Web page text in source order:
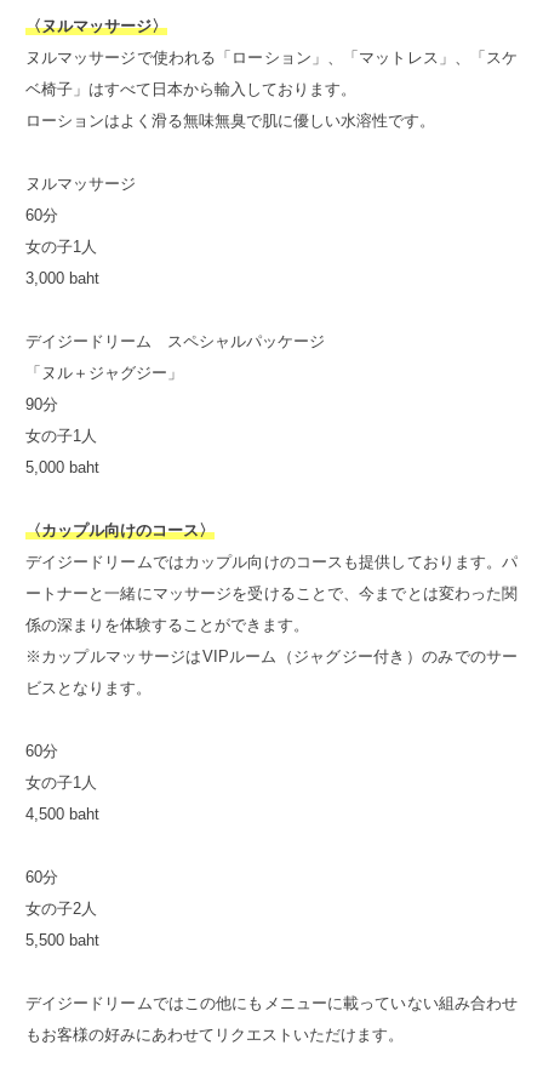
〈ヌルマッサージ〉
ヌルマッサージで使われる「ローション」、「マットレス」、「スケ
ベ椅子」はすべて日本から輸入しております。
ローションはよく滑る無味無臭で肌に優しい水溶性です。
ヌルマッサージ
60分
女の子1人
3,000 baht
デイジードリーム スペシャルパッケージ
「ヌル＋ジャグジー」
90分
女の子1人
5,000 baht
〈カップル向けのコース〉
デイジードリームではカップル向けのコースも提供しております。パ
ートナーと一緒にマッサージを受けることで、今までとは変わった関
係の深まりを体験することができます。
※カップルマッサージはVIPルーム（ジャグジー付き）のみでのサー
ビスとなります。
60分
女の子1人
4,500 baht
60分
女の子2人
5,500 baht
デイジードリームではこの他にもメニューに載っていない組み合わせ
もお客様の好みにあわせてリクエストいただけます。